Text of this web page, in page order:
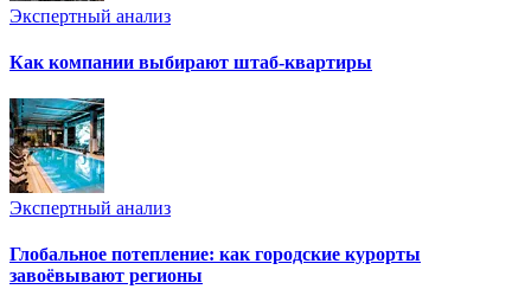
Экспертный анализ
Как компании выбирают штаб-квартиры
Экспертный анализ
Глобальное потепление: как городские курорты
завоёвывают регионы